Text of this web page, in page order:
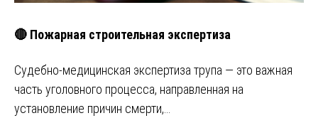
🔴 Пожарная строительная экспертиза
Судебно-медицинская экспертиза трупа — это важная
часть уголовного процесса, направленная на
установление причин смерти,…